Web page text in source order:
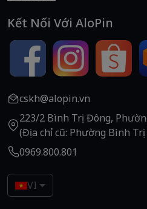
Kết Nối Với AloPin
cskh@alopin.vn
223/2 Bình Trị Đông,
(Địa chỉ cũ: Phường Bình
0969.800.801
VI